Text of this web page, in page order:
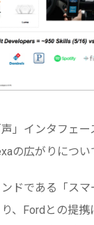
」インタフェー
の広がりについ
ドである「スマ
、Fordとの提携